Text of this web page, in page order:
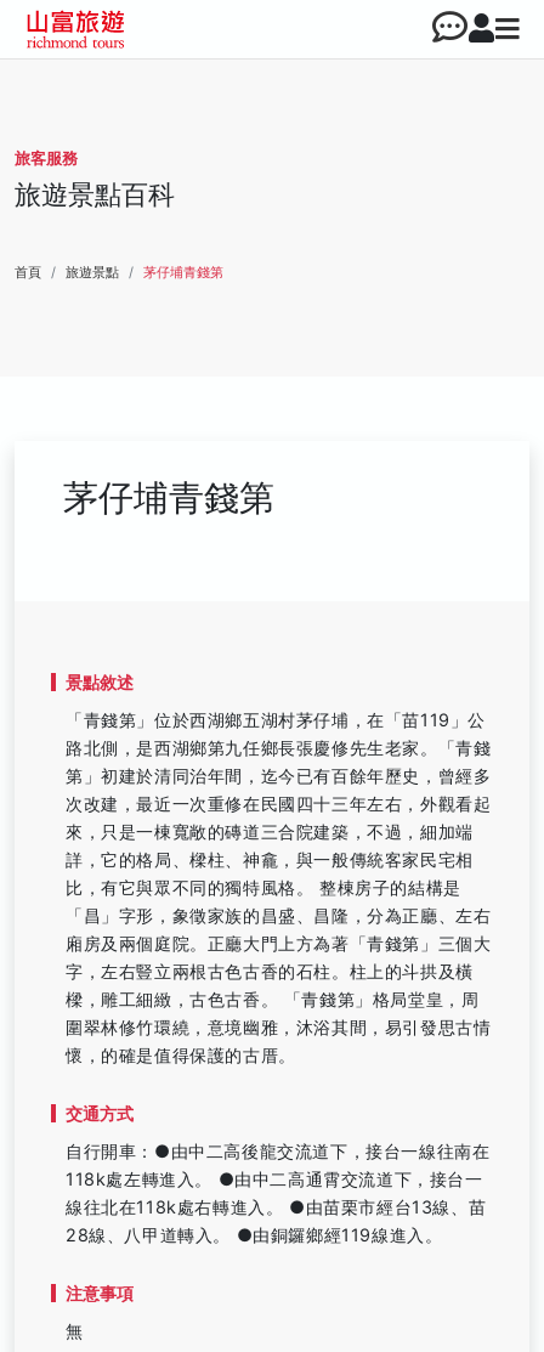
旅客服務
旅遊景點百科
首頁 旅遊景點 茅仔埔青錢第
茅仔埔青錢第
景點敘述
「青錢第」位於西湖鄉五湖村茅仔埔，在「苗119」公
路北側，是西湖鄉第九任鄉長張慶修先生老家。「青錢
第」初建於清同治年間，迄今已有百餘年歷史，曾經多
次改建，最近一次重修在民國四十三年左右，外觀看起
來，只是一棟寬敞的磚道三合院建築，不過，細加端
詳，它的格局、樑柱、神龕，與一般傳統客家民宅相
比，有它與眾不同的獨特風格。 整棟房子的結構是
「昌」字形，象徵家族的昌盛、昌隆，分為正廳、左右
廂房及兩個庭院。正廳大門上方為著「青錢第」三個大
字，左右豎立兩根古色古香的石柱。柱上的斗拱及橫
樑，雕工細緻，古色古香。 「青錢第」格局堂皇，周
圍翠林修竹環繞，意境幽雅，沐浴其間，易引發思古情
懷，的確是值得保護的古厝。
交通方式
自行開車：●由中二高後龍交流道下，接台一線往南在
118k處左轉進入。 ●由中二高通霄交流道下，接台一
線往北在118k處右轉進入。 ●由苗栗市經台13線、苗
28線、八甲道轉入。 ●由銅鑼鄉經119線進入。
注意事項
無